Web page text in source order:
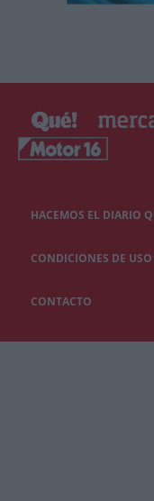
HACEMOS EL DIARIO
CONDICIONES DE
CONTACTO